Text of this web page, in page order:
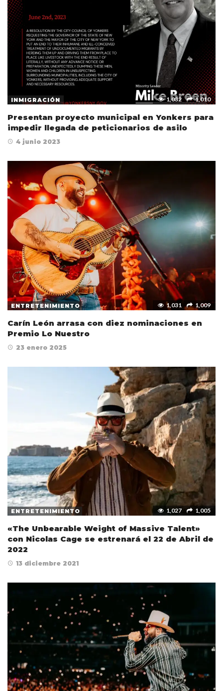
INMIGRACIÓN 1,032 1,010
Presentan proyecto municipal en Yonkers para
impedir llegada de peticionarios de asilo
4 junio 2023
ENTRETENIMIENTO 1,031 1,009
Carín León arrasa con diez nominaciones en
Premio Lo Nuestro
23 enero 2025
ENTRETENIMIENTO 1,027 1,005
«The Unbearable Weight of Massive Talent»
con Nicolas Cage se estrenará el 22 de Abril de
2022
13 diciembre 2021